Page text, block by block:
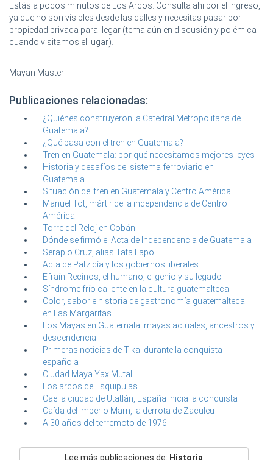
Estás a pocos minutos de Los Arcos. Consulta ahi por el ingreso,
ya que no son visibles desde las calles y necesitas pasar por
propiedad privada para llegar (tema aún en discusión y polémica
cuando visitamos el lugar).
Mayan Master
Publicaciones relacionadas:
¿Quiénes construyeron la Catedral Metropolitana de
Guatemala?
¿Qué pasa con el tren en Guatemala?
Tren en Guatemala: por qué necesitamos mejores leyes
Historia y desafíos del sistema ferroviario en
Guatemala
Situación del tren en Guatemala y Centro América
Manuel Tot, mártir de la independencia de Centro
América
Torre del Reloj en Cobán
Dónde se firmó el Acta de Independencia de Guatemala
Serapio Cruz, alias Tata Lapo
Acta de Patzicía y los gobiernos liberales
Efraín Recinos, el humano, el genio y su legado
Síndrome frío caliente en la cultura guatemalteca
Color, sabor e historia de gastronomía guatemalteca
en Las Margaritas
Los Mayas en Guatemala: mayas actuales, ancestros y
descendencia
Primeras noticias de Tikal durante la conquista
española
Ciudad Maya Yax Mutal
Los arcos de Esquipulas
Cae la ciudad de Utatlán, España inicia la conquista
Caída del imperio Mam, la derrota de Zaculeu
A 30 años del terremoto de 1976
Lee más publicaciones de: Historia